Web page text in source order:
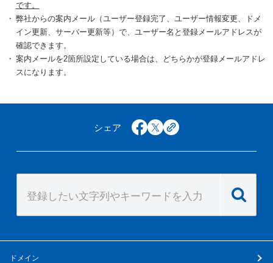
です。
弊社からの案内メール（ユーザー登録完了、ユーザー情報変更、ドメ
イン更新、サーバー更新等）で、ユーザー名と登録メールアドレスが
確認できます。
案内メールを2箇所設定している場合は、どちらかが登録メールアドレ
スになります。
シェア facebook
x copy
ドメイン